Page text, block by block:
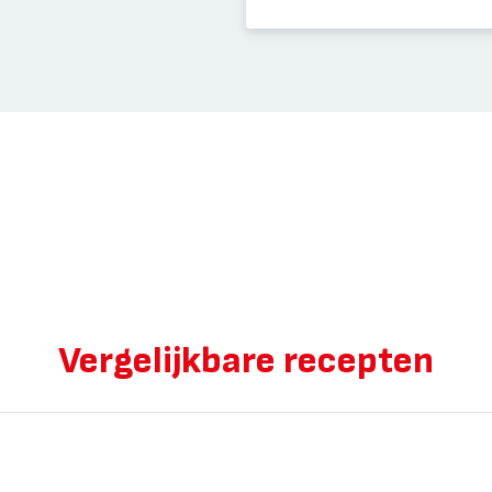
Vergelijkbare recepten